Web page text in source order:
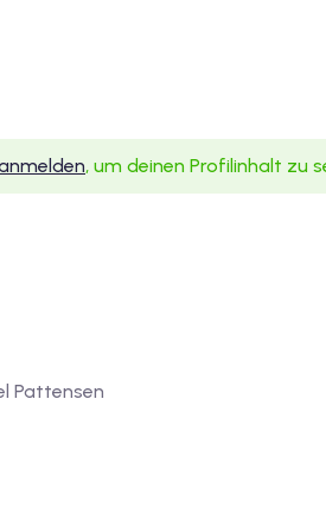
, um deinen Profilinhalt zu
Pattensen